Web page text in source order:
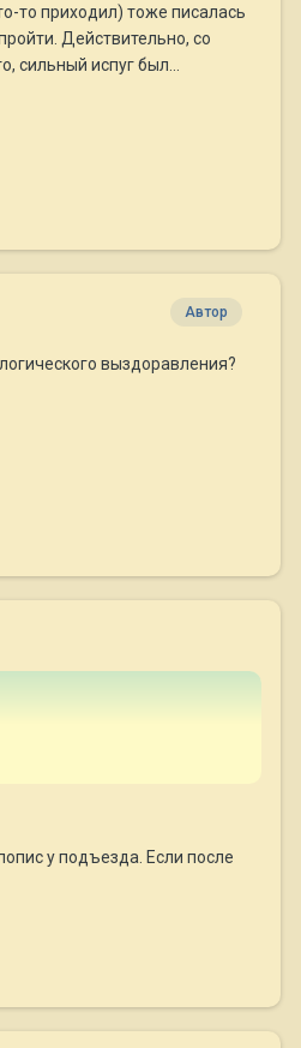
то приходил) тоже писалась
Действительно, со
сильный испуг был...
Автор
выздоравления?
у подъезда. Если после